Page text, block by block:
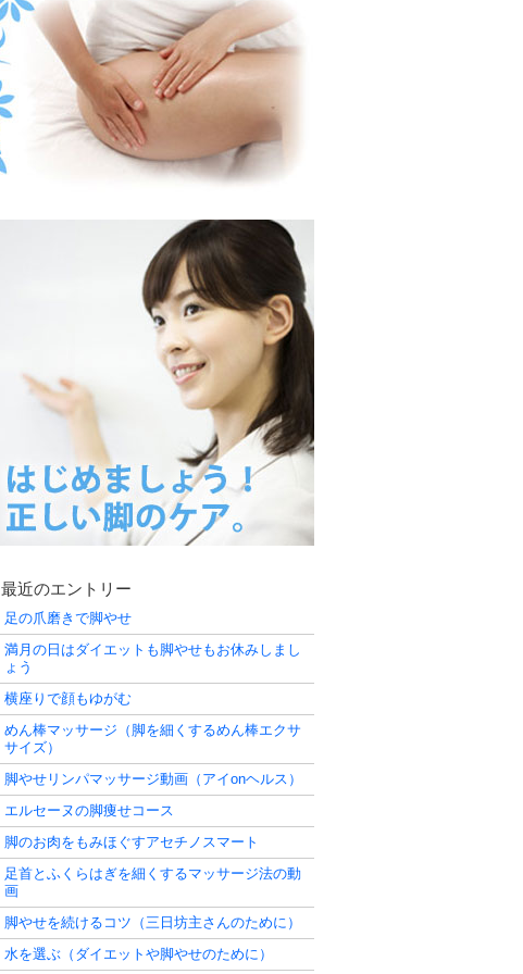
最近のエントリー
足の爪磨きで脚やせ
満月の日はダイエットも脚やせもお休みしまし
ょう
横座りで顔もゆがむ
めん棒マッサージ（脚を細くするめん棒エクサ
サイズ）
脚やせリンパマッサージ動画（アイonヘルス）
エルセーヌの脚痩せコース
脚のお肉をもみほぐすアセチノスマート
足首とふくらはぎを細くするマッサージ法の動
画
脚やせを続けるコツ（三日坊主さんのために）
水を選ぶ（ダイエットや脚やせのために）